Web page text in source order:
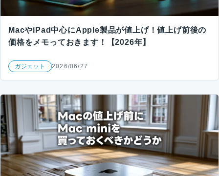
MacやiPad中心にApple製品が値上げ！値上げ前後の
価格をメモっておきます！【2026年】
ガジェット 2026/06/27